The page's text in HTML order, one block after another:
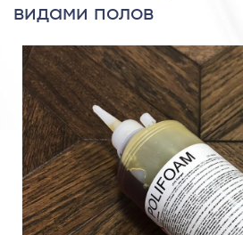
видами полов